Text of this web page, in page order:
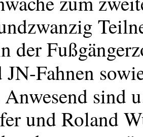
der
JN-Fahnen
Anwesend sind
und Roland